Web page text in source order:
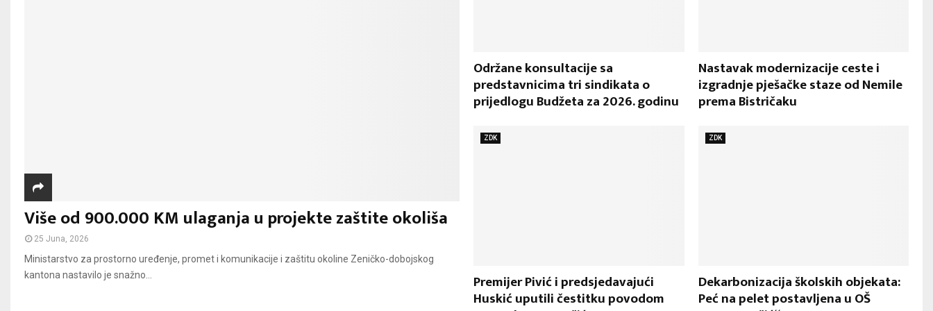
Više od 900.000 KM ulaganja u projekte zaštite okoliša
25 Juna, 2026
Ministarstvo za prostorno uređenje, promet i komunikacije i zaštitu okoline Zeničko-dobojskog
kantona nastavilo je snažno...
Održane konsultacije sa
predstavnicima tri sindikata o
prijedlogu Budžeta za 2026. godinu
Nastavak modernizacije ceste i
izgradnje pješačke staze od Nemile
prema Bistričaku
ZDK
Premijer Pivić i predsjedavajući
Huskić uputili čestitku povodom
ZDK
Dekarbonizacija školskih objekata:
Peć na pelet postavljena u OŠ